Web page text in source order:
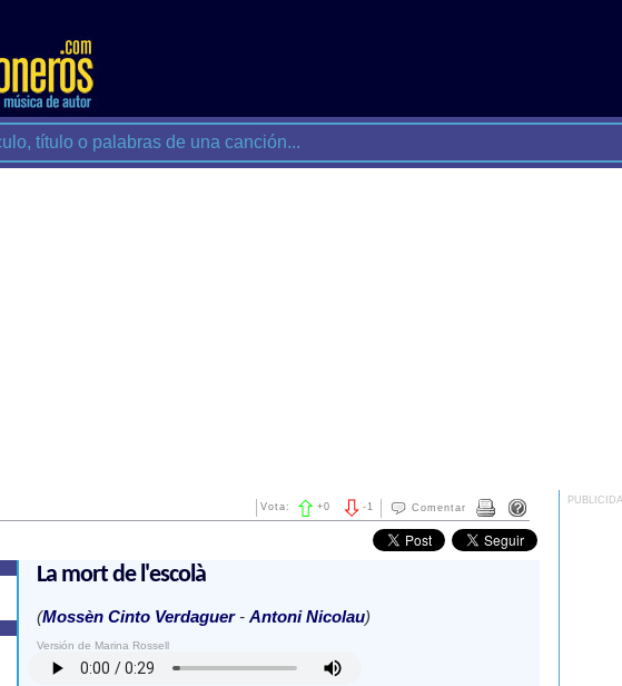
Comentar
-1
Vota: +0
La mort de l'escolà
(Mossèn Cinto Verdaguer- Antoni Nicolau)
Versión de Marina Rossell